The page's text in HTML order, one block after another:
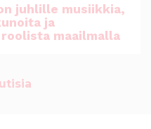
juhlille musiikkia,
ja
maailmalla